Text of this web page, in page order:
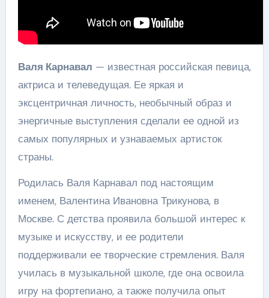
Валя Карнавал — известная российская певица,
актриса и телеведущая. Ее яркая и
эксцентричная личность, необычный образ и
энергичные выступления сделали ее одной из
самых популярных и узнаваемых артисток
страны.
Родилась Валя Карнавал под настоящим
именем, Валентина Ивановна Трикунова, в
Москве. С детства проявила большой интерес к
музыке и искусству, и ее родители
поддерживали ее творческие стремления. Валя
училась в музыкальной школе, где она освоила
игру на фортепиано, а также получила опыт